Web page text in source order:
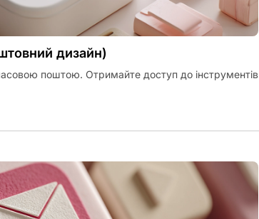
дизайн)
поштою. Отримайте доступ до інструментів